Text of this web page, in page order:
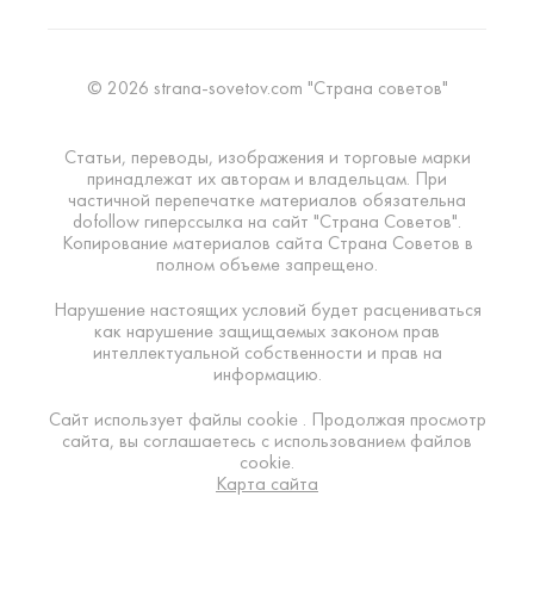
© 2026 strana-sovetov.com "Страна советов"
Статьи, переводы, изображения и торговые марки
принадлежат их авторам и владельцам. При
частичной перепечатке материалов обязательна
dofollow гиперссылка на сайт "Страна Советов".
Копирование материалов сайта Страна Советов в
полном объеме запрещено.
Нарушение настоящих условий будет расцениваться
как нарушение защищаемых законом прав
интеллектуальной собственности и прав на
информацию.
Сайт использует файлы cookie . Продолжая просмотр
сайта, вы соглашаетесь с использованием файлов
cookie.
Карта сайта